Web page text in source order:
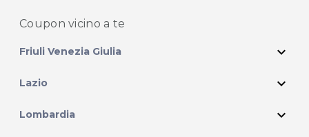
Coupon vicino a te
Friuli Venezia Giulia expand_more
Lazio expand_more
Lombardia expand_more